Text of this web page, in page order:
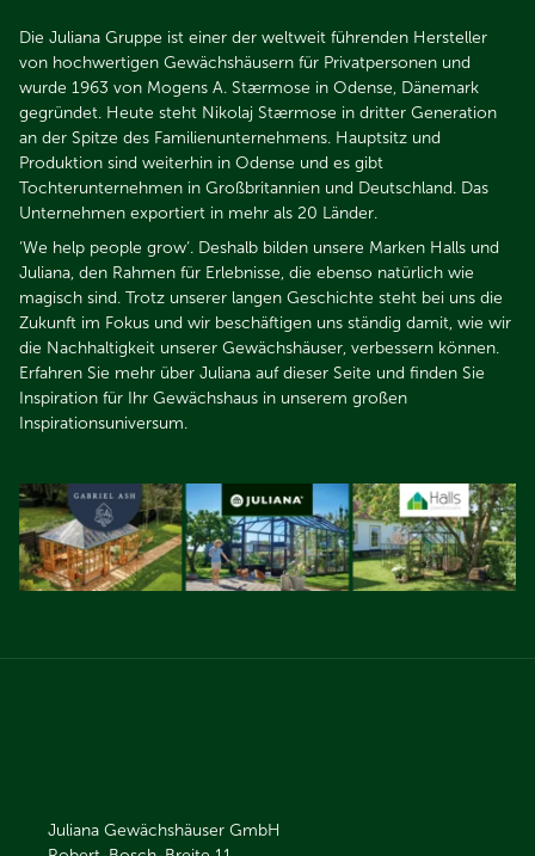
Die Juliana Gruppe ist einer der weltweit führenden Hersteller
von hochwertigen Gewächshäusern für Privatpersonen und
wurde 1963 von Mogens A. Stærmose in Odense, Dänemark
gegründet. Heute steht Nikolaj Stærmose in dritter Generation
an der Spitze des Familienunternehmens. Hauptsitz und
Produktion sind weiterhin in Odense und es gibt
Tochterunternehmen in Großbritannien und Deutschland. Das
Unternehmen exportiert in mehr als 20 Länder.​​​​​​​
‘We help people grow‘. Deshalb bilden unsere Marken Halls und
Juliana, den Rahmen für Erlebnisse, die ebenso natürlich wie
magisch sind. Trotz unserer langen Geschichte steht bei uns die
Zukunft im Fokus und wir beschäftigen uns ständig damit, wie wir
die Nachhaltigkeit unserer Gewächshäuser, verbessern können.
Erfahren Sie mehr über Juliana auf dieser Seite und finden Sie
Inspiration für Ihr Gewächshaus in unserem großen
Inspirationsuniversum.
Juliana Gewächshäuser GmbH